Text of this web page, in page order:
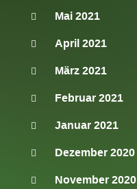
Mai 2021
April 2021
März 2021
Februar 2021
Januar 2021
Dezember 2020
November 2020